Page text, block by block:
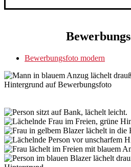
Bewerbungsfoto modern